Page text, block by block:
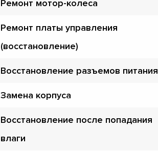
Ремонт мотор-колеса
Ремонт платы управления
(восстановление)
Восстановление разъемов питания
Замена корпуса
Восстановление после попадания
влаги